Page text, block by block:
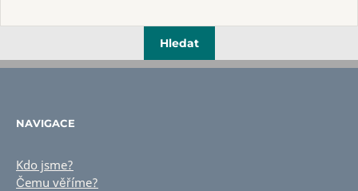
NAVIGACE
Kdo jsme?
Čemu věříme?